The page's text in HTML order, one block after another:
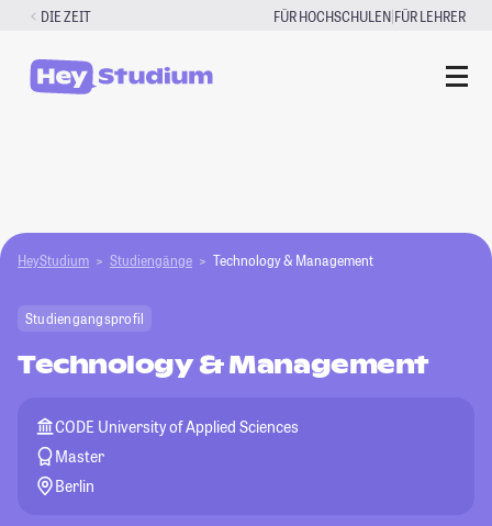
Zum
springen
DIE ZEIT FÜR HOCHSCHULEN|FÜR LEHRER
HeyStudium Studiengänge Technology & Management
Studiengangsprofil
Technology & Management
CODE University of Applied Sciences
Master
Berlin